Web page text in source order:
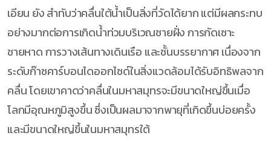
เอียน ยัง สำทับว่าคลื่นใต้น้ำเป็นสิ่งที่วัดได้ยาก แต่มีผลกระทบ
อย่างมากต่อการเกิดน้ำท่วมบริเวณชายฝั่ง การกัดเซาะ
ชายหาด การวางเส้นทางเดินเรือ และชั้นบรรยากาศ เนื่องจาก
ระดับก๊าซคาร์บอนไดออกไซด์ในสิ่งแวดล้อมได้รับอิทธิพลจาก
คลื่น โดยเขาคาดว่าคลื่นในมหาสมุทรจะมีขนาดใหญ่ขึ้นเมื่อ
โลกมีอุณหภูมิสูงขึ้น ซึ่งเป็นผลมาจากพายุที่เกิดขึ้นบ่อยครั้ง
และมีขนาดใหญ่ขึ้นในมหาสมุทรใต้